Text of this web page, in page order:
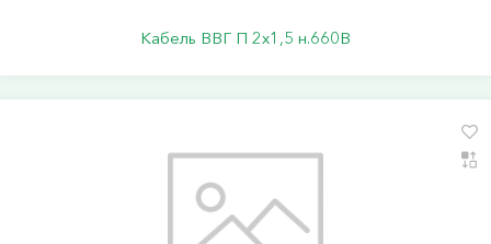
Кабель ВВГ П 2х1,5 н.660В